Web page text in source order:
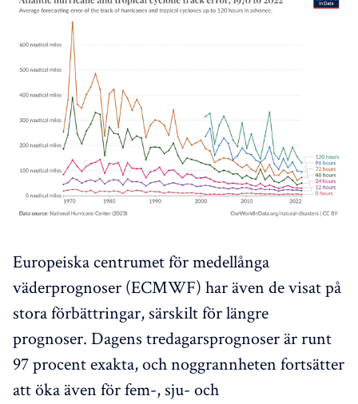
Europeiska centrumet för medellånga
väderprognoser (ECMWF) har även de visat på
stora förbättringar, särskilt för längre
prognoser. Dagens tredagarsprognoser är runt
97 procent exakta, och noggrannheten fortsätter
att öka även för fem-, sju- och